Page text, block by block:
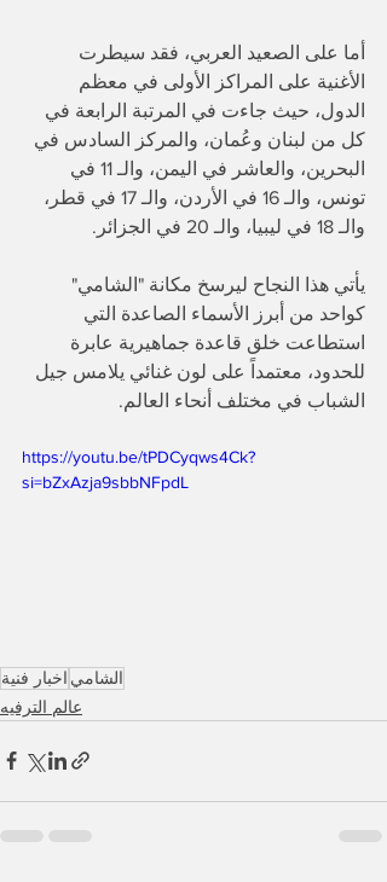
أما على الصعيد العربي، فقد سيطرت
الأغنية على المراكز الأولى في معظم
الدول، حيث جاءت في المرتبة الرابعة في
كل من لبنان وعُمان، والمركز السادس في
البحرين، والعاشر في اليمن، والـ 11 في
تونس، والـ 16 في الأردن، والـ 17 في قطر،
والـ 18 في ليبيا، والـ 20 في الجزائر.
​يأتي هذا النجاح ليرسخ مكانة "الشامي"
كواحد من أبرز الأسماء الصاعدة التي
استطاعت خلق قاعدة جماهيرية عابرة
للحدود، معتمداً على لون غنائي يلامس جيل
الشباب في مختلف أنحاء العالم.
https://youtu.be/tPDCyqws4Ck?
si=bZxAzja9sbbNFpdL
اخبار فنية الشامي
عالم الترفيه